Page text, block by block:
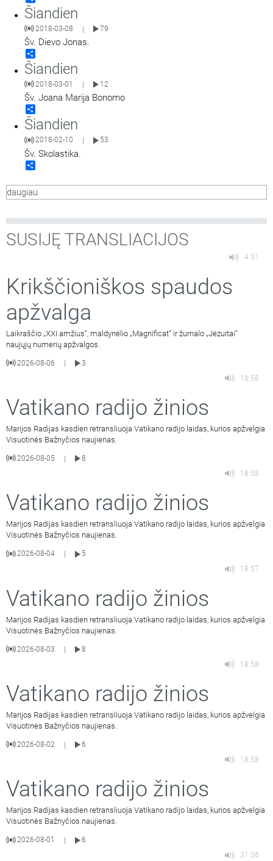
Šiandien
2018-03-08 | 79
Šv. Dievo Jonas.
Šiandien
2018-03-01 | 12
Šv. Joana Marija Bonomo
Šiandien
2018-02-10 53
Šv. Skolastika.
daugiau
SUSIJĘ TRANSLIACIJOS
4:51
Krikščioniškos spaudos
apžvalga
Laikraščio „XXI amžius“, maldynėlio „Magnificat“ ir žurnalo „Jėzuitai“
naujųjų numerių apžvalgos.
2026-08-06
3
18:58
Vatikano radijo žinios
Marijos Radijas kasdien retransliuoja Vatikano radijo laidas, kurios apžvelgia
Visuotinės Bažnyčios naujienas.
2026-08-05 |
8
18:58
Vatikano radijo žinios
Marijos Radijas kasdien retransliuoja Vatikano radijo laidas, kurios apžvelgia
Visuotinės Bažnyčios naujienas.
2026-08-04
5
18:57
Vatikano radijo žinios
Marijos Radijas kasdien retransliuoja Vatikano radijo laidas, kurios apžvelgia
Visuotinės Bažnyčios naujienas.
2026-08-03
8
18:58
Vatikano radijo žinios
Marijos Radijas kasdien retransliuoja Vatikano radijo laidas, kurios apžvelgia
Visuotinės Bažnyčios naujienas.
2026-08-02 |
6
18:58
Vatikano radijo žinios
Marijos Radijas kasdien retransliuoja Vatikano radijo laidas, kurios apžvelgia
Visuotinės Bažnyčios naujienas.
2026-08-01
6
31:36